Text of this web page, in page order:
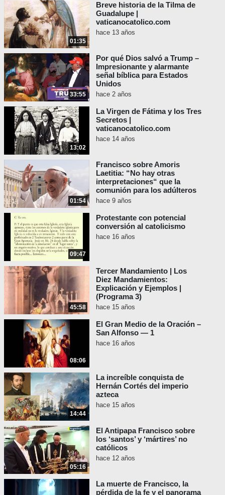
01:35
Breve historia de la Tilma de
Guadalupe |
vaticanocatolico.com
hace 13 años
33:55
Por qué Dios salvó a Trump –
Impresionante y alarmante
señal bíblica para Estados
Unidos
hace 2 años
13:02
La Virgen de Fátima y los Tres
Secretos |
vaticanocatolico.com
hace 14 años
01:54
Francisco sobre Amoris
Laetitia: “No hay otras
interpretaciones“ que la
comunión para los adúlteros
hace 9 años
09:47
Protestante con potencial
conversión al catolicismo
hace 16 años
45:58
Tercer Mandamiento | Los
Diez Mandamientos:
Explicación y Ejemplos |
(Programa 3)
hace 15 años
08:06
El Gran Medio de la Oración –
San Alfonso — 1
hace 16 años
14:44
La increíble conquista de
Hernán Cortés del imperio
azteca
hace 15 años
05:16
El Antipapa Francisco sobre
los ‘santos’ y ‘mártires’ no
católicos
hace 12 años
La muerte de Francisco, la
pérdida de la fe y el panorama